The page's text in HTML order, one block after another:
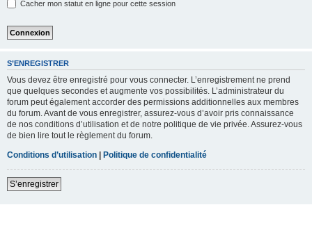
Cacher mon statut en ligne pour cette session
S’ENREGISTRER
Vous devez être enregistré pour vous connecter. L’enregistrement ne prend
que quelques secondes et augmente vos possibilités. L’administrateur du
forum peut également accorder des permissions additionnelles aux membres
du forum. Avant de vous enregistrer, assurez-vous d’avoir pris connaissance
de nos conditions d’utilisation et de notre politique de vie privée. Assurez-vous
de bien lire tout le règlement du forum.
Conditions d’utilisation | Politique de confidentialité
S’enregistrer